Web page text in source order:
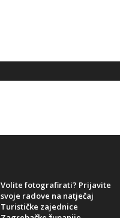
Volite fotografirati? Prijavite
svoje radove na natječaj
Turističke zajednice